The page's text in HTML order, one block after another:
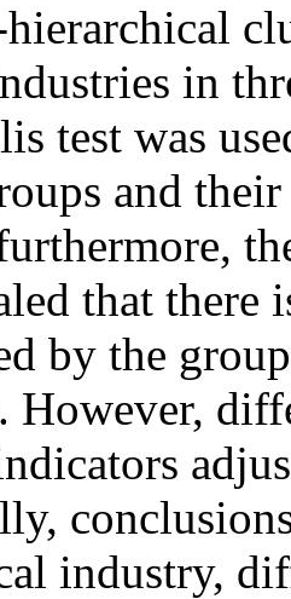
in
test was
and
that there
by the
However,
industry,